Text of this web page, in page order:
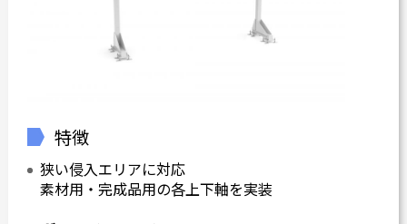
特徴
狭い侵入エリアに対応
素材用・完成品用の各上下軸を実装